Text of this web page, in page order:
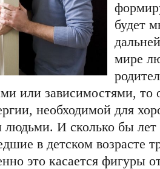
будет
мире
или зависимостями, то
необходимой для
людьми. И сколько бы
в детском возрасте
это касается фигуры